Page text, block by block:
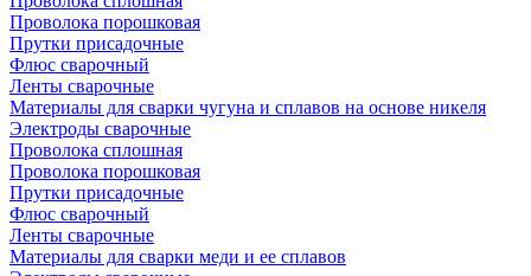
Проволока порошковая
Прутки присадочные
Флюс сварочный
Ленты сварочные
Материалы для сварки чугуна и сплавов на основе никеля
Электроды сварочные
Проволока сплошная
Проволока порошковая
Прутки присадочные
Флюс сварочный
Ленты сварочные
Материалы для сварки меди и ее сплавов